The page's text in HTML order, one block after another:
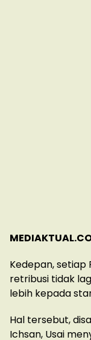
Kedepan,
retribusi tidak
lebih kepada
Hal tersebut,
Ichsan, Usai